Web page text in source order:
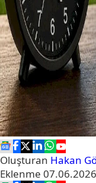
Oluşturan Hakan
Eklenme